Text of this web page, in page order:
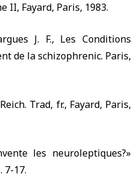
II, Fayard, Paris, 1983.
J. F., Les Conditions
de la schizophrenic. Paris,
Trad, fr., Fayard, Paris,
les neuroleptiques?»
7-17.